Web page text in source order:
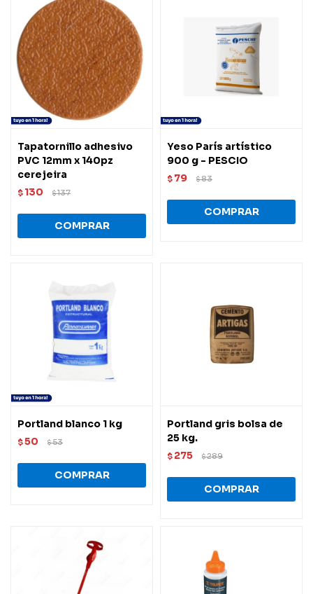
Tapatornillo adhesivo
PVC 12mm x 140pz
cerejeira
$ 130 $137
Yeso París artístico
900 g - PESCIO
$ 79 $83
Portland blanco 1 kg
$50 $53
Portland gris bolsa de
25 kg.
$ 275 $289